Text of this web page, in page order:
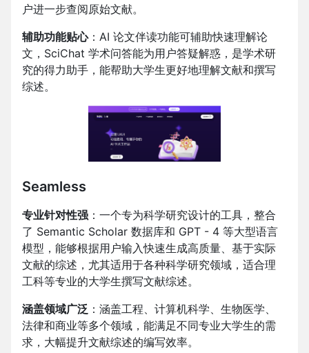
户进一步查阅原始文献。
辅助功能贴心：AI 论文伴读功能可辅助快速理解论
文，SciChat 学术问答能为用户答疑解惑，是学术研
究的得力助手，能帮助大学生更好地理解文献和撰写
综述。
Seamless
专业针对性强 ：一个专为科学研究设计的工具，整合
了 Semantic Scholar 数据库和 GPT - 4 等大型语言
模型，能够根据用户输入快速生成高质量、基于实际
文献的综述，尤其适用于各种科学研究领域，适合理
工科等专业的大学生撰写文献综述。
涵盖领域广泛 ：涵盖工程、计算机科学、生物医学、
法律和商业等多个领域，能满足不同专业大学生的需
求，大幅提升文献综述的编写效率。